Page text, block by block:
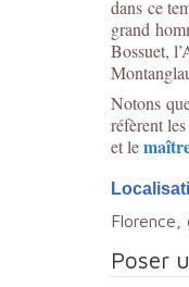
dans ce
grand
Bossuet,
Notons
réfèrent
et le
Poser